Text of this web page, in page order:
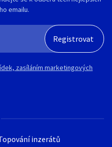
inzerátů
emailu.
zasíláním marketingových